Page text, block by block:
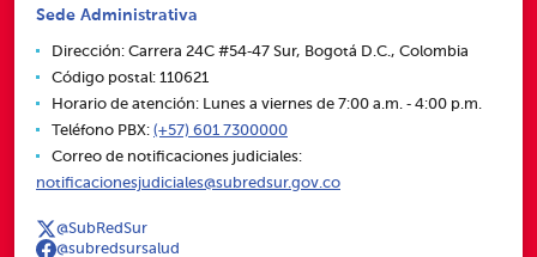
Sede Administrativa
Dirección: Carrera 24C #54‑47 Sur, Bogotá D.C., Colombia
Código postal: 110621
Horario de atención: Lunes a viernes de 7:00 a.m. ‑ 4:00 p.m.
Teléfono PBX: (+57) 601 7300000
Correo de notificaciones judiciales:
notificacionesjudiciales@subredsur.gov.co
@SubRedSur
@subredsursalud